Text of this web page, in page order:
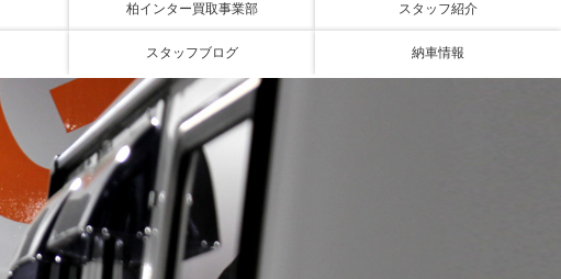
柏インター買取事業部 スタッフ紹介
スタッフブログ 納車情報